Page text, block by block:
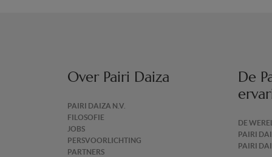
Over Pairi Daiza
PAIRI DAIZA N.V.
FILOSOFIE
JOBS
PERSVOORLICHTING
PARTNERS
De
DE
PAIRI
PAIRI